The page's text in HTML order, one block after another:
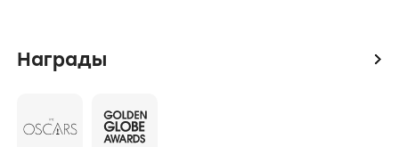
Награды icon